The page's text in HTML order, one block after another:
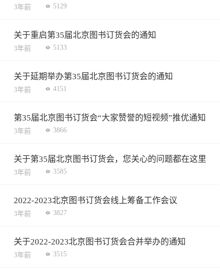
3年前 5129
关于重启第35届北京图书订货会的通知
3年前 5133
关于延期举办第35届北京图书订货会的通知
3年前 4151
第35届北京图书订货会“大家赞誉的短视频”推优通知
3年前 3866
关于第35届北京图书订货会，您关心的问题都在这里
3年前 3585
2022-2023北京图书订货会线上筹备工作会议
3年前 3827
关于2022-2023北京图书订货会合并举办的通知
3年前 3515